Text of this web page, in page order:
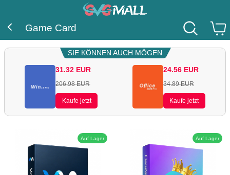
Game Card
SIE KÖNNEN AUCH MÖGEN
31.32 EUR
206.98 EUR
Kaufe jetzt
24.56 EUR
34.89 EUR
Kaufe jetzt
Auf Lager Auf Lager